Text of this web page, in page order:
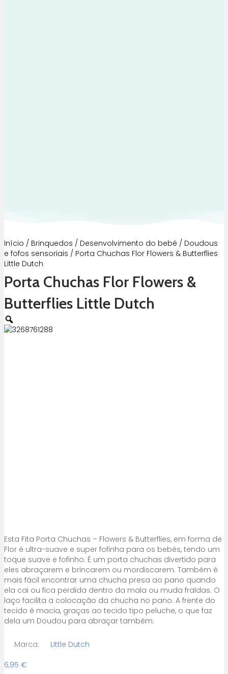
Início / Brinquedos / Desenvolvimento do bebé / Doudous
e fofos sensoriais / Porta Chuchas Flor Flowers & Butterflies
Little Dutch
Porta Chuchas Flor Flowers &
Butterflies Little Dutch
Esta Fita Porta Chuchas – Flowers & Butterflies, em forma de
Flor é ultra-suave e super fofinha para os bebés, tendo um
toque suave e fofinho. É um porta chuchas divertido para
eles abraçarem e brincarem ou mordiscarem. Também é
mais fácil encontrar uma chucha presa ao pano quando
ela cai ou fica perdida dentro da mala ou muda fraldas. O
laço facilita a colocação da chucha no pano. A frente do
tecido é macia, graças ao tecido tipo peluche, o que faz
dela um Doudou para abraçar também.
Marca:
Little Dutch
6,95 €